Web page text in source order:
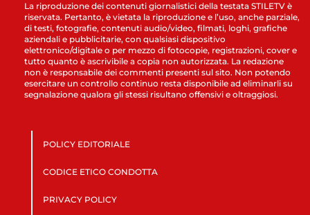
La riproduzione dei contenuti giornalistici della testata STILETV è
riservata. Pertanto, è vietata la riproduzione e l’uso, anche parziale,
di testi, fotografie, contenuti audio/video, filmati, loghi, grafiche
aziendali e pubblicitarie, con qualsiasi dispositivo
elettronico/digitale o per mezzo di fotocopie, registrazioni, cover e
tutto quanto è ascrivibile a copia non autorizzata. La redazione
non è responsabile dei commenti presenti sul sito. Non potendo
esercitare un controllo continuo resta disponibile ad eliminarli su
segnalazione qualora gli stessi risultano offensivi e oltraggiosi.
POLICY EDITORIALE
CODICE ETICO CONDOTTA
PRIVACY POLICY